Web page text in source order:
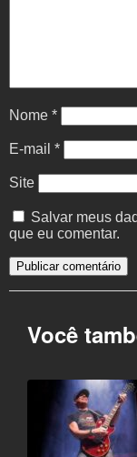
Nome *
E-mail *
Site
Salvar meus
que eu comentar.
Você